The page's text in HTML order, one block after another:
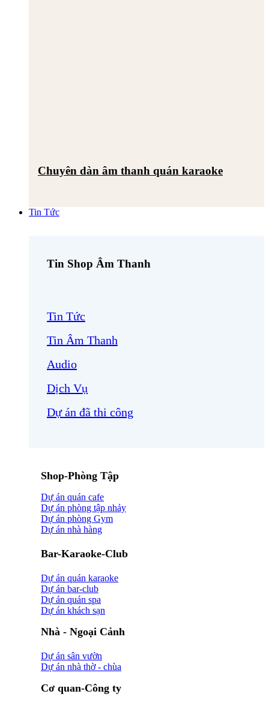
Chuyên dàn âm thanh quán karaoke
Tin Tức
Tin Shop Âm Thanh
Tin Tức
Tin Âm Thanh
Audio
Dịch Vụ
Dự án đã thi công
Shop-Phòng Tập
Dự án quán cafe
Dự án phòng tập nhảy
Dự án phòng Gym
Dự án nhà hàng
Bar-Karaoke-Club
Dự án quán karaoke
Dự án bar-club
Dự án quán spa
Dự án khách sạn
Nhà - Ngoại Cảnh
Dự án sân vườn
Dự án nhà thờ - chùa
Cơ quan-Công ty